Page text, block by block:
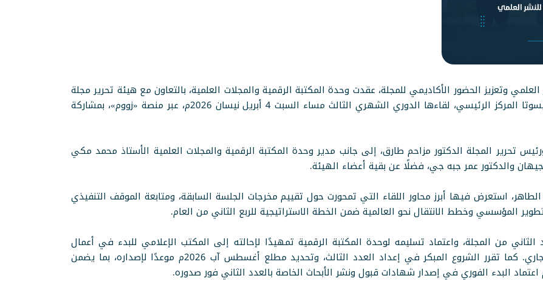
وتعزيز الحضور الأكاديمي للمجلة، عقدت وحدة المكتبة الرقمية والمجلات العلمية، بالتعاون مع هيئة تحرير مجلة
كلية الشريعة والقانون في الجامعة الإسلامية بمنيسوتا المركز الرئيسي، لقاءها الدوري الشهري الثالث مساء السبت 4 أبريل نيسان 2026م، عبر منصة «زووم»، بمشاركة
تحرير المجلة الدكتور مزاحم طارق، إلى جانب مدير وحدة المكتبة الرقمية والمجلات العلمية الأستاذ محمد مكي
والدكتور عمر جبه جي، فضلًا عن بقية أعضاء الهيئة.
استعرض فيها أبرز محاور اللقاء التي تمحورت حول تقييم مخرجات الجلسة السابقة، ومتابعة الموقف التنفيذي
المؤسسي وخطط الانتقال نحو العالمية ضمن الخطة الاستراتيجية للربع الثاني من العام.
من المجلة، واعتماد تسليمه لوحدة المكتبة الرقمية تمهيدًا لإحالته إلى المكتب الإعلامي للبدء في أعمال
التصميم، على أن يصدر رسميًا خلال شهر أبريل الجاري. كما تقرر الشروع المبكر في إعداد العدد الثالث، وتحديد مطلع أغسطس آب 2026م موعدًا لإصداره، بما يضمن
اعتماد البدء الفوري في إصدار شهادات قبول ونشر الأبحاث الخاصة بالعدد الثاني فور صدوره.